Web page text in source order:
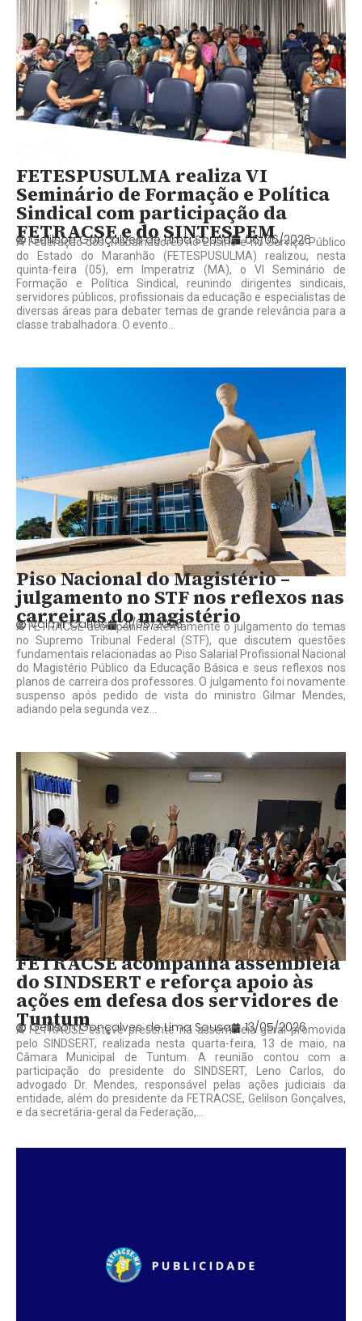
FETESPUSULMA realiza VI
Seminário de Formação e Política
Sindical com participação da
FETRACSE e do SINTESPEM
Gelilson Gonçalves de Lima Sousa 06/06/2026
A Federação dos Trabalhadores no Ensino e no Serviço Público
do Estado do Maranhão (FETESPUSULMA) realizou, nesta
quinta-feira (05), em Imperatriz (MA), o VI Seminário de
Formação e Política Sindical, reunindo dirigentes sindicais,
servidores públicos, profissionais da educação e especialistas de
diversas áreas para debater temas de grande relevância para a
classe trabalhadora. O evento...
Piso Nacional do Magistério –
julgamento no STF nos reflexos nas
carreiras do magistério
Valmir Carlos 21/05/2026
A FETRACSE acompanha atentamente o julgamento do temas
no Supremo Tribunal Federal (STF), que discutem questões
fundamentais relacionadas ao Piso Salarial Profissional Nacional
do Magistério Público da Educação Básica e seus reflexos nos
planos de carreira dos professores. O julgamento foi novamente
suspenso após pedido de vista do ministro Gilmar Mendes,
adiando pela segunda vez...
FETRACSE acompanha assembleia
do SINDSERT e reforça apoio às
ações em defesa dos servidores de
Tuntum
Gelilson Gonçalves de Lima Sousa 13/05/2026
A FETRACSE esteve presente na assembleia geral promovida
pelo SINDSERT, realizada nesta quarta-feira, 13 de maio, na
Câmara Municipal de Tuntum. A reunião contou com a
participação do presidente do SINDSERT, Leno Carlos, do
advogado Dr. Mendes, responsável pelas ações judiciais da
entidade, além do presidente da FETRACSE, Gelilson Gonçalves,
e da secretária-geral da Federação,...